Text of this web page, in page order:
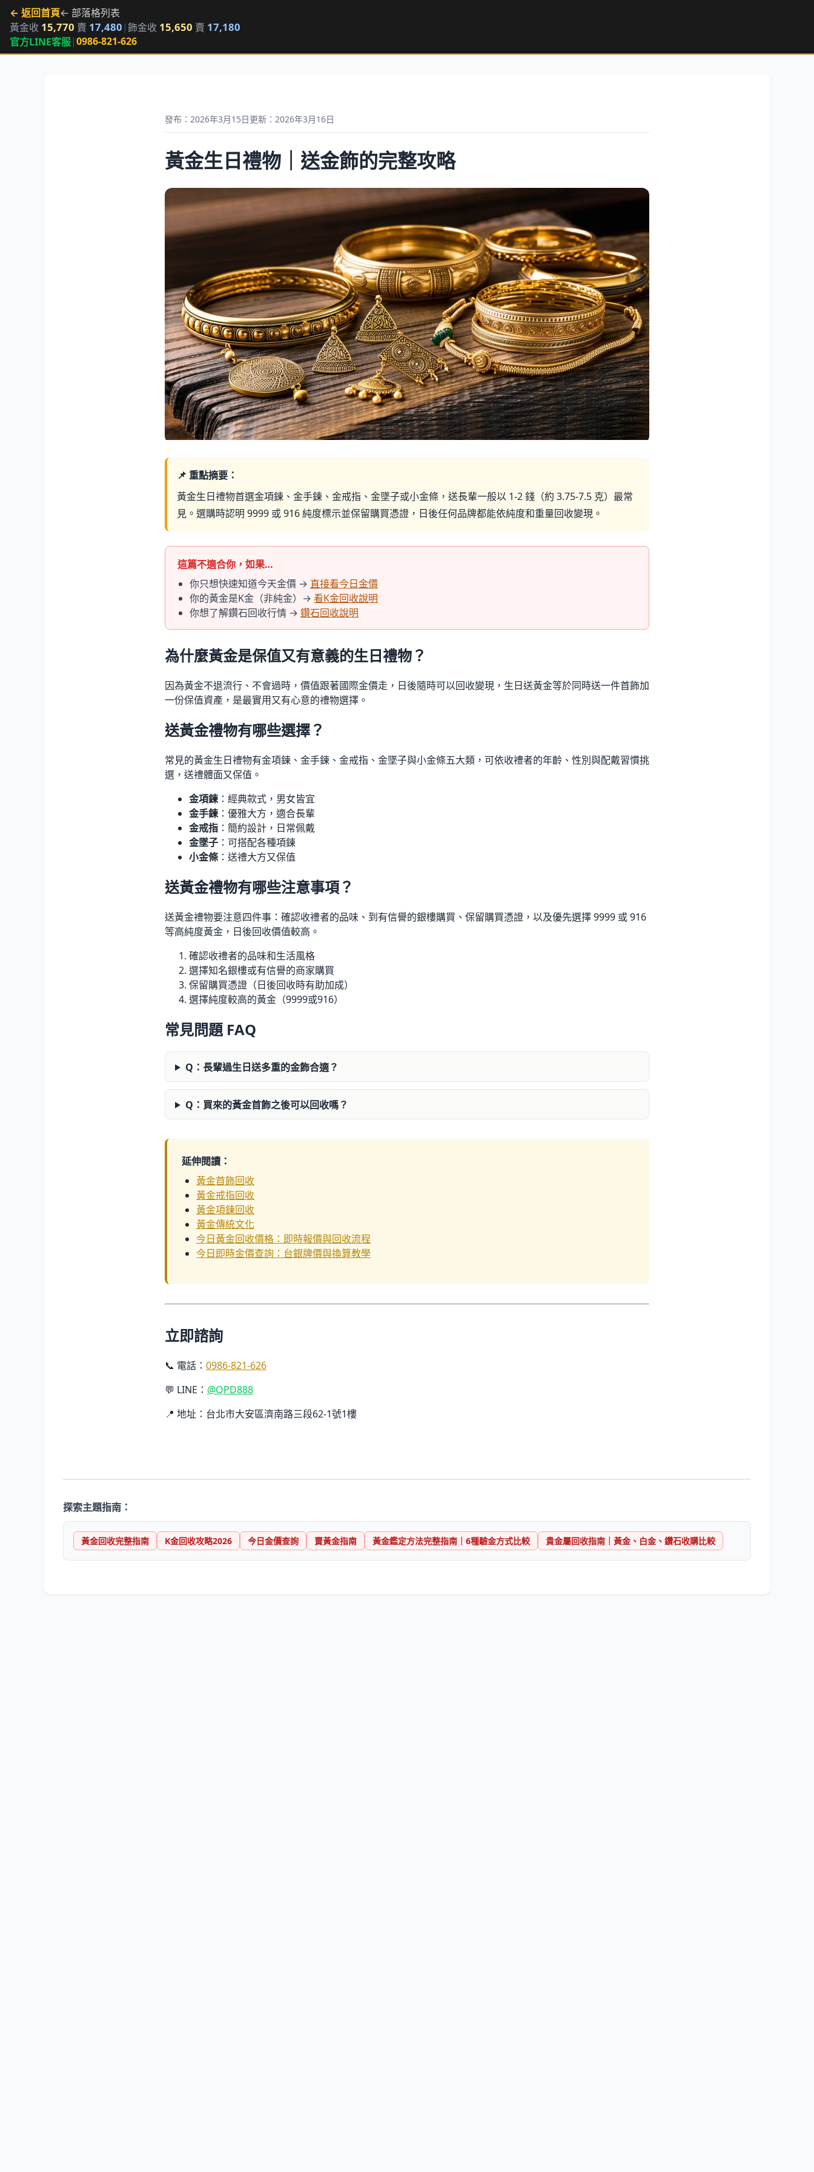
← 返回首頁← 部落格列表
黃金收 15,770 賣 17,480 |飾金收 15,650 賣 17,180
官方LINE客服|0986-821-626
發布：2026年3月15日更新：2026年3月16日
黃金生日禮物｜送金飾的完整攻略
📌 重點摘要：
黃金生日禮物首選金項鍊、金手鍊、金戒指、金墜子或小金條，送長輩一般以 1-2 錢（約 3.75-7.5 克）最常
見。選購時認明 9999 或 916 純度標示並保留購買憑證，日後任何品牌都能依純度和重量回收變現。
這篇不適合你，如果…
你只想快速知道今天金價 → 直接看今日金價
你的黃金是K金（非純金）→ 看K金回收說明
你想了解鑽石回收行情 → 鑽石回收說明
為什麼黃金是保值又有意義的生日禮物？
因為黃金不退流行、不會過時，價值跟著國際金價走，日後隨時可以回收變現，生日送黃金等於同時送一件首飾加
一份保值資產，是最實用又有心意的禮物選擇。
送黃金禮物有哪些選擇？
常見的黃金生日禮物有金項鍊、金手鍊、金戒指、金墜子與小金條五大類，可依收禮者的年齡、性別與配戴習慣挑
選，送禮體面又保值。
金項鍊：經典款式，男女皆宜
金手鍊：優雅大方，適合長輩
金戒指 ：簡約設計，日常佩戴
金墜子 ：可搭配各種項鍊
小金條 ：送禮大方又保值
送黃金禮物有哪些注意事項？
送黃金禮物要注意四件事：確認收禮者的品味、到有信譽的銀樓購買、保留購買憑證，以及優先選擇 9999 或 916
等高純度黃金，日後回收價值較高。
確認收禮者的品味和生活風格
選擇知名銀樓或有信譽的商家購買
保留購買憑證（日後回收時有助加成）
選擇純度較高的黃金（9999或916）
常見問題 FAQ
Q：長輩過生日送多重的金飾合適？
Q：買來的黃金首飾之後可以回收嗎？
延伸閱讀：
黃金首飾回收
黃金戒指回收
黃金項鍊回收
黃金傳統文化
今日黃金回收價格：即時報價與回收流程
今日即時金價查詢：台銀牌價與換算教學
立即諮詢
📞 電話： 0986-821-626
💬 LINE： @QPD888
📍 地址：台北市大安區濟南路三段62-1號1樓
探索主題指南：
黃金回收完整指南 K金回收攻略2026 今日金價查詢 賣黃金指南 黃金鑑定方法完整指南｜6種驗金方式比較 貴金屬回收指南｜黃金、白金、鑽石收購比較